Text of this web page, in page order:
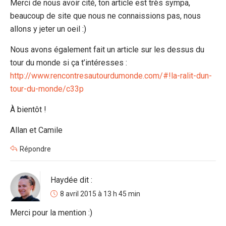
Merci de nous avoir cité, ton article est très sympa,
beaucoup de site que nous ne connaissions pas, nous
allons y jeter un oeil :)
Nous avons également fait un article sur les dessus du
tour du monde si ça t’intéresses :
http://www.rencontresautourdumonde.com/#!la-ralit-dun-
tour-du-monde/c33p
À bientôt !
Allan et Camile
Répondre
Haydée dit :
8 avril 2015 à 13 h 45 min
Merci pour la mention :)